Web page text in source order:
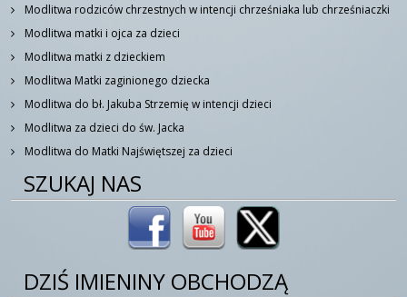
Modlitwa rodziców chrzestnych w intencji chrześniaka lub chrześniaczki
Modlitwa matki i ojca za dzieci
Modlitwa matki z dzieckiem
Modlitwa Matki zaginionego dziecka
Modlitwa do bł. Jakuba Strzemię w intencji dzieci
Modlitwa za dzieci do św. Jacka
Modlitwa do Matki Najświętszej za dzieci
SZUKAJ NAS
DZIŚ IMIENINY OBCHODZĄ